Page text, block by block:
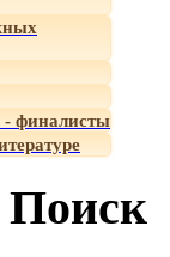
- финалисты
Поиск